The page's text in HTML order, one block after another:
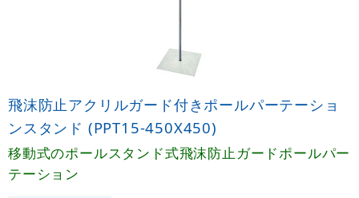
飛沫防止アクリルガード付きポールパーテーショ
ンスタンド (PPT15-450X450)
移動式のポールスタンド式飛沫防止ガードポールパー
テーション